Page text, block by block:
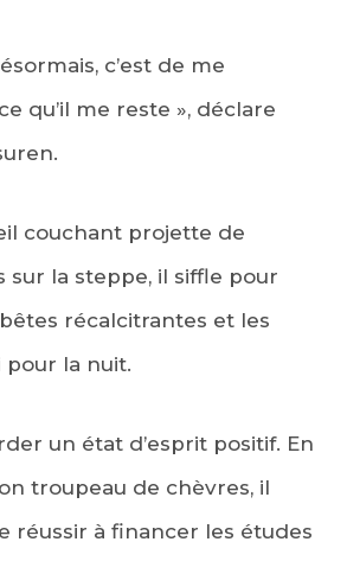
c’est de me
qu’il me reste », déclare
couchant projette de
sur la steppe, il siffle pour
récalcitrantes et les
pour la nuit.
un état d’esprit positif. En
troupeau de chèvres, il
réussir à financer les études